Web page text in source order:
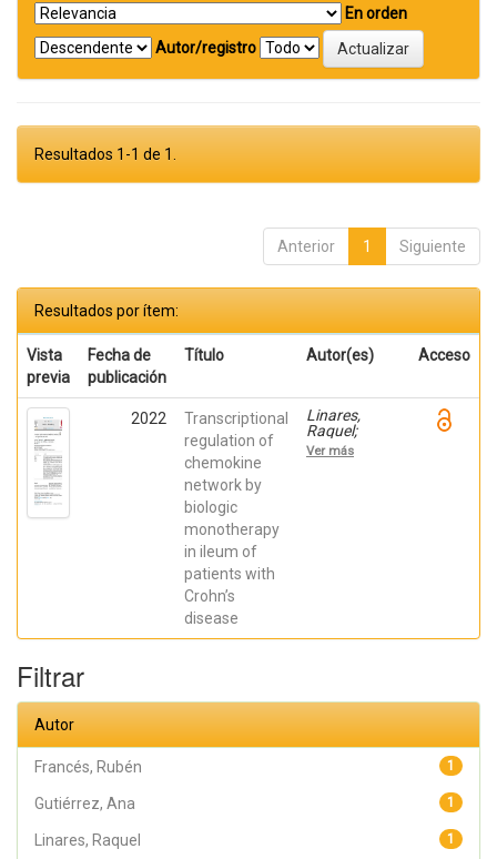
En orden
Autor/registro
Resultados 1-1 de 1.
Anterior 1 Siguiente
Resultados por ítem:
Vista
previa
Fecha de
publicación
Título Autor(es) Acceso
2022
Transcriptional
regulation of
chemokine
network by
biologic
monotherapy
in ileum of
patients with
Crohn’s
disease
Linares,
Raquel;
Gutiérrez,
Ana;
Ver más
Filtrar
Autor
1
Francés, Rubén
1
Gutiérrez, Ana
1
Linares, Raquel